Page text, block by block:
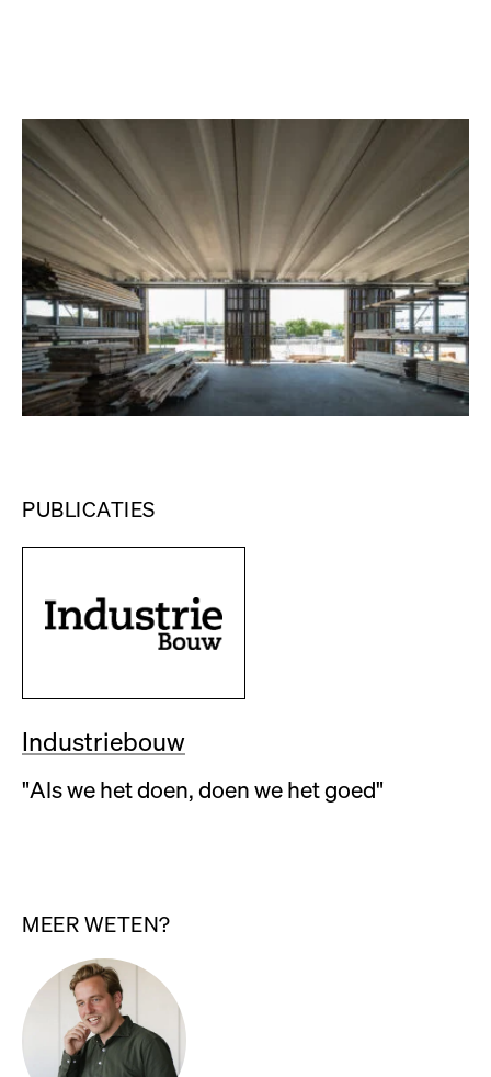
PUBLICATIES
Industriebouw
"Als we het doen, doen we het goed"
MEER WETEN?